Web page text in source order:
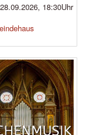
18:30Uhr